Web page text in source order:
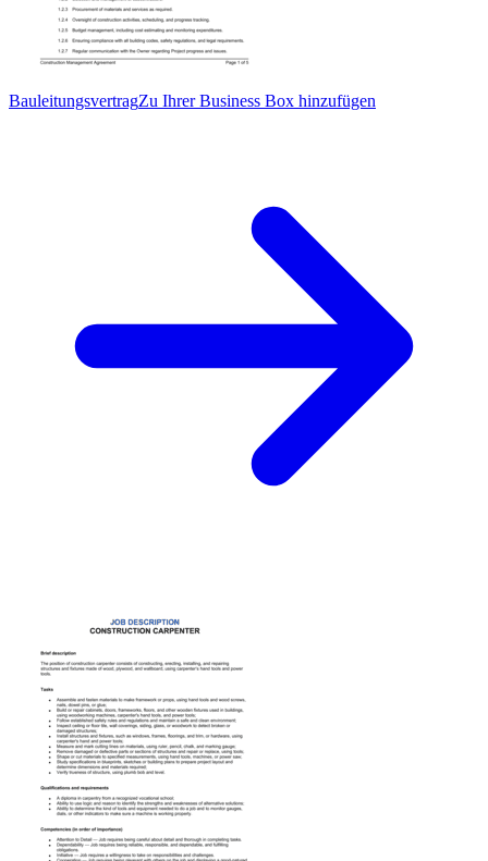
BauleitungsvertragZu Ihrer Business Box hinzufügen